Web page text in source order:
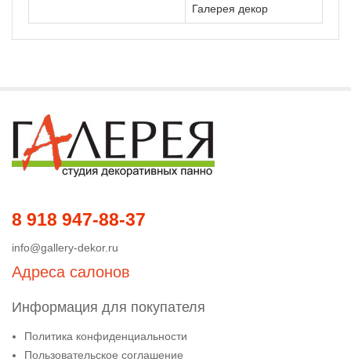
Галерея декор
8 918 947-88-37
info@gallery-dekor.ru
Адреса салонов
Информация для покупателя
Политика конфиденциальности
Пользовательское соглашение